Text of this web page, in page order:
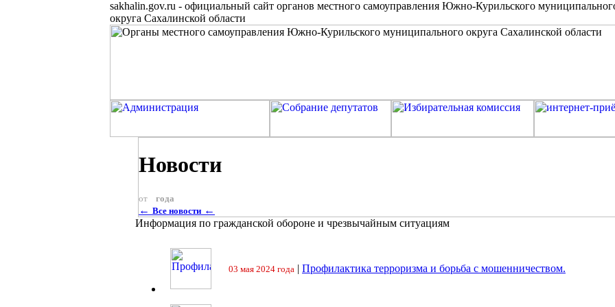
sakhalin.gov.ru - официальный сайт органов местного самоуправления Южно-Курильского
округа Сахалинской области
Новости
от года
← Все новости ←
Информация по гражданской обороне и чрезвычайным ситуациям
03 мая 2024 года | Профилактика терроризма и борьба с мошенничеством.